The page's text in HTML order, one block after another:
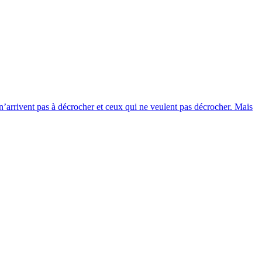
pas à décrocher et ceux qui ne veulent pas décrocher. Mais